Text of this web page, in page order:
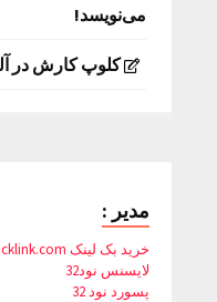
می‌نویسد!
کلوپ کارش در
مدیر :
خرید بک لینک behtarinbacklink.com
لایسنس نود32
پسورد نود 32